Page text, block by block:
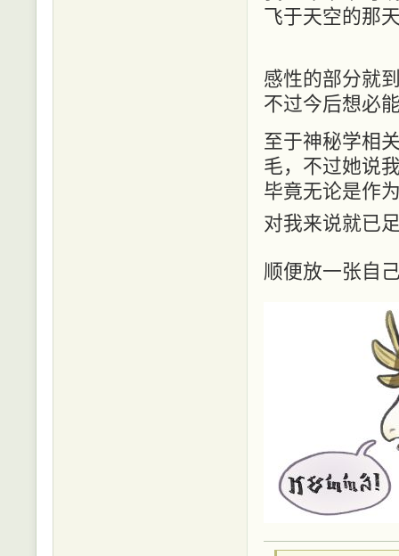
飞于天空的那
感性的部分就
不过今后想必
至于神秘学相
毛，不过她说
毕竟无论是作
对我来说就已
顺便放一张自